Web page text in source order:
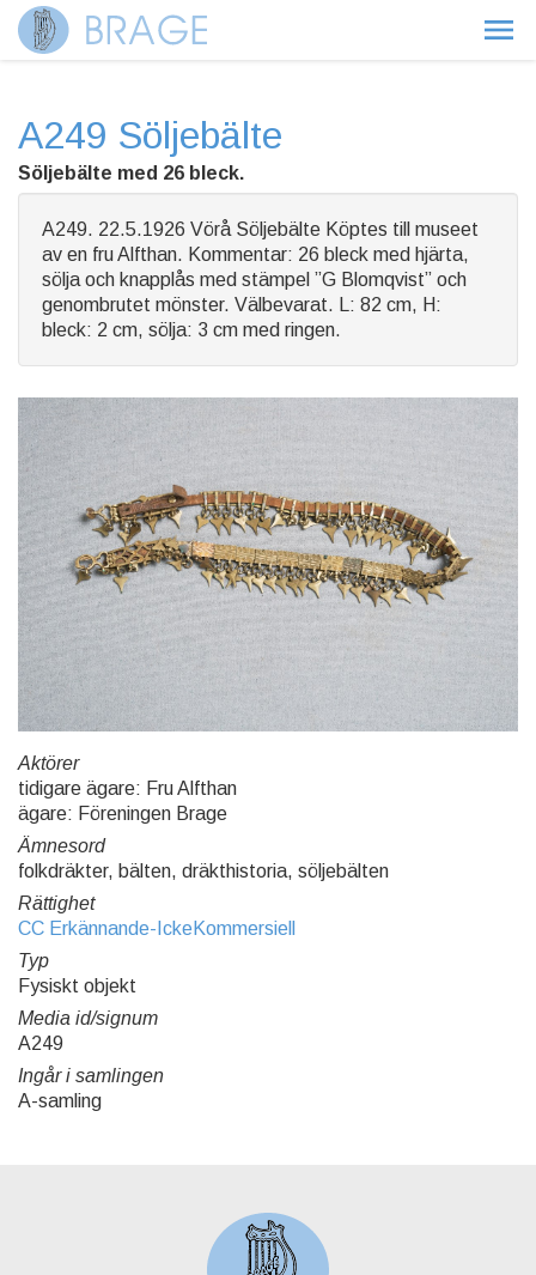
A249 Söljebälte
Söljebälte med 26 bleck.
A249. 22.5.1926 Vörå Söljebälte Köptes till museet
av en fru Alfthan. Kommentar: 26 bleck med hjärta,
sölja och knapplås med stämpel ”G Blomqvist” och
genombrutet mönster. Välbevarat. L: 82 cm, H:
bleck: 2 cm, sölja: 3 cm med ringen.
Aktörer
tidigare ägare: Fru Alfthan
ägare: Föreningen Brage
Ämnesord
folkdräkter, bälten, dräkthistoria, söljebälten
Rättighet
CC Erkännande-IckeKommersiell
Typ
Fysiskt objekt
Media id/signum
A249
Ingår i samlingen
A-samling